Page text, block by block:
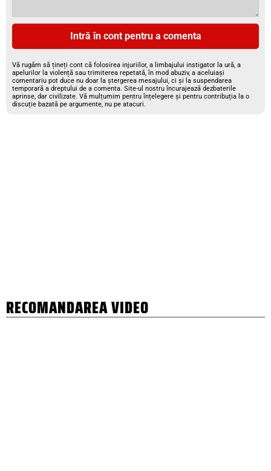
Intră în cont pentru a comenta
Vă rugăm să țineți cont că folosirea injuriilor, a limbajului instigator la ură, a
apelurilor la violență sau trimiterea repetată, în mod abuziv, a aceluiași
comentariu pot duce nu doar la ștergerea mesajului, ci și la suspendarea
temporară a dreptului de a comenta. Site-ul nostru încurajează dezbaterile
aprinse, dar civilizate. Vă mulțumim pentru înțelegere și pentru contribuția la o
discuție bazată pe argumente, nu pe atacuri.
RECOMANDAREA VIDEO